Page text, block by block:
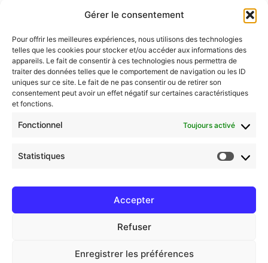
Gérer le consentement
Pour offrir les meilleures expériences, nous utilisons des technologies
telles que les cookies pour stocker et/ou accéder aux informations des
appareils. Le fait de consentir à ces technologies nous permettra de
traiter des données telles que le comportement de navigation ou les ID
uniques sur ce site. Le fait de ne pas consentir ou de retirer son
consentement peut avoir un effet négatif sur certaines caractéristiques
et fonctions.
Fonctionnel Toujours activé
Statistiques
Accepter
Refuser
Enregistrer les préférences
pour permettre de me recontacter dans le cadre de la relation
commerciale qui découle de cette demande de devis.
J’accepte que les informations saisies dans ce formulaire
soient utilisées pour m’envoyer la newsletter
© 2026 Bistrot Soleil Mentions Légales